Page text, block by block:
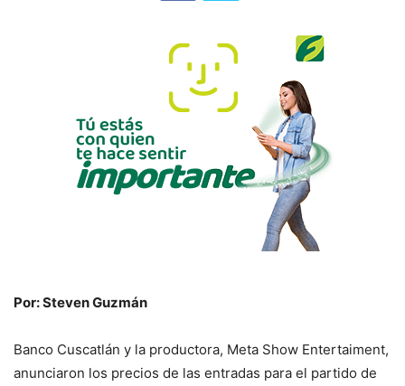
Por: Steven Guzmán
Banco Cuscatlán y la productora, Meta Show Entertaiment,
anunciaron los precios de las entradas para el partido de